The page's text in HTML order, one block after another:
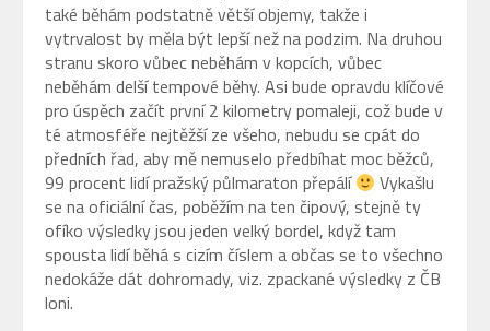
také běhám podstatně větší objemy, takže i
vytrvalost by měla být lepší než na podzim. Na druhou
stranu skoro vůbec neběhám v kopcích, vůbec
neběhám delší tempové běhy. Asi bude opravdu klíčové
pro úspěch začít první 2 kilometry pomaleji, což bude v
té atmosféře nejtěžší ze všeho, nebudu se cpát do
předních řad, aby mě nemuselo předbíhat moc běžců,
99 procent lidí pražský půlmaraton přepálí
Vykašlu
se na oficiální čas, poběžím na ten čipový, stejně ty
ofíko výsledky jsou jeden velký bordel, když tam
spousta lidí běhá s cizím číslem a občas se to všechno
nedokáže dát dohromady, viz. zpackané výsledky z ČB
loni.